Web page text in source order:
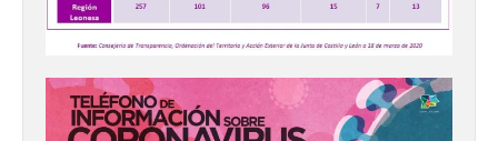
120 jóvenes completan su
formación en robótica y
nuevo curso de los
Campamentos Salamanca
Tech